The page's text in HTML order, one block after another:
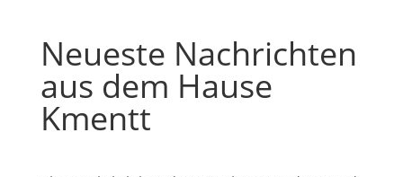
Neueste Nachrichten
aus dem Hause
Kmentt